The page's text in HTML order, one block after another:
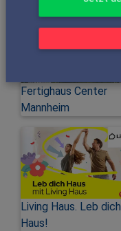
Fertighaus Center
Mannheim
Living Haus. Leb dich
Haus!